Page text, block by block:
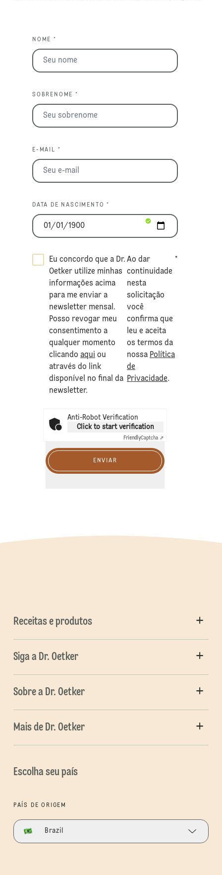
NOME *
SOBRENOME *
E-MAIL *
DATA DE NASCIMENTO *
Eu concordo que a Dr.
Oetker utilize minhas
informações acima
para me enviar a
newsletter mensal.
Posso revogar meu
consentimento a
qualquer momento
clicando aqui ou
através do link
disponível no final da
newsletter.
Ao dar
continuidade
nesta
solicitação
você
confirma que
leu e aceita
os termos da
nossa Política
de
Privacidade.
*
Anti-Robot Verification
Click to start verification
FriendlyCaptcha ⇗
ENVIAR
Receitas e produtos
Siga a Dr. Oetker
Sobre a Dr. Oetker
Mais de Dr. Oetker
Escolha seu país
PAÍS DE ORIGEM
Brazil